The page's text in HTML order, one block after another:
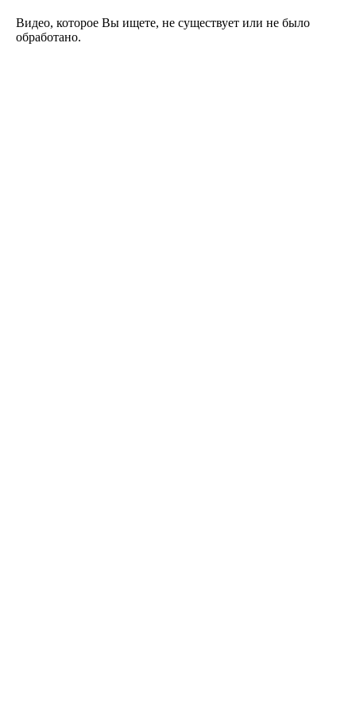
Видео, которое Вы ищете, не существует или не было
обработано.